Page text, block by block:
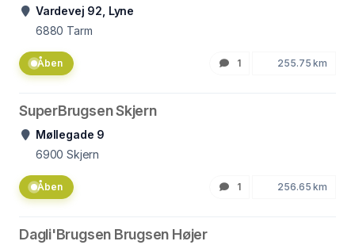
Vardevej 92, Lyne
6880 Tarm
Åben 1 255.75 km
SuperBrugsen Skjern
Møllegade 9
6900 Skjern
Åben 1 256.65 km
Dagli'Brugsen Brugsen Højer